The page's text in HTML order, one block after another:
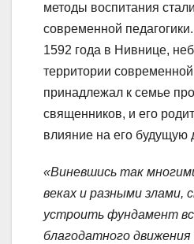
методы воспитания
современной
1592 года в Нивнице,
территории
принадлежал к семье
священников, и его
влияние на его будущую
«Виневшись так
веках и разными злами,
устроить фундамент
благодатного движения